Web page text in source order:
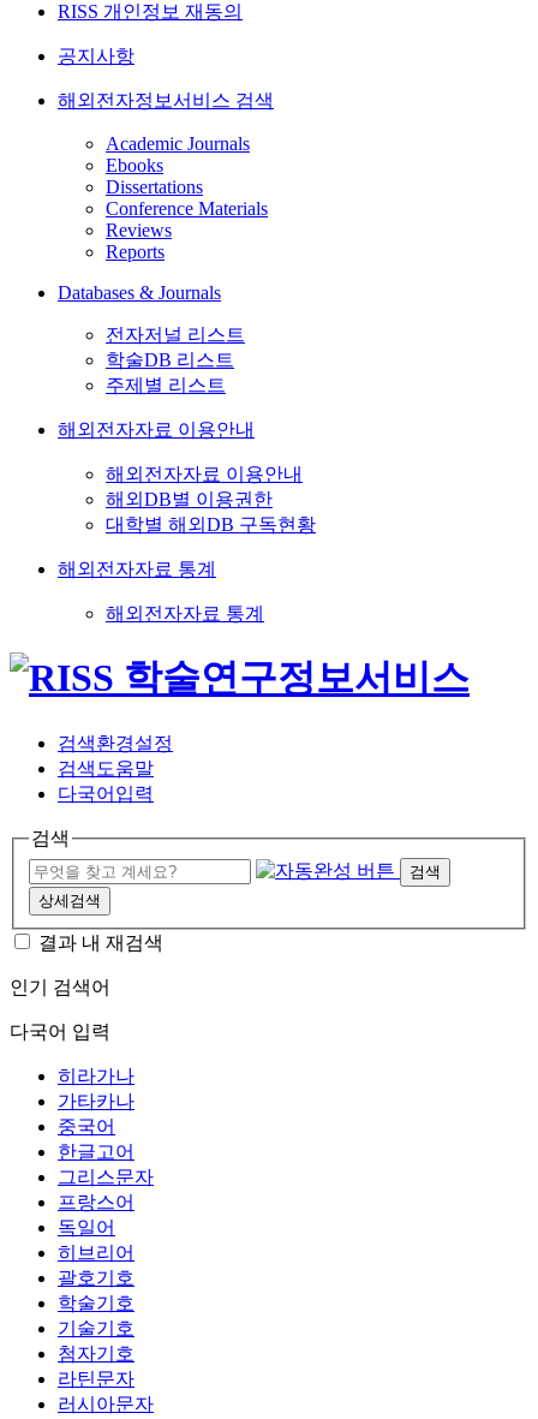
RISS 개인정보 재동의
공지사항
해외전자정보서비스 검색
Academic Journals
Ebooks
Dissertations
Conference Materials
Reviews
Reports
Databases & Journals
전자저널 리스트
학술DB 리스트
주제별 리스트
해외전자자료 이용안내
해외전자자료 이용안내
해외DB별 이용권한
대학별 해외DB 구독현황
해외전자자료 통계
해외전자자료 통계
검색환경설정
검색도움말
다국어입력
검색
검색
상세검색
결과 내 재검색
인기 검색어
다국어 입력
히라가나
가타카나
중국어
한글고어
그리스문자
프랑스어
독일어
히브리어
괄호기호
학술기호
기술기호
첨자기호
라틴문자
러시아문자